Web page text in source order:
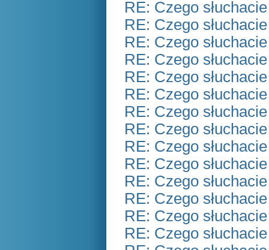
RE: Czego
RE: Czego
RE: Czego
RE: Czego
RE: Czego
RE: Czego
RE: Czego
RE: Czego
RE: Czego
RE: Czego
RE: Czego
RE: Czego
RE: Czego
RE: Czego